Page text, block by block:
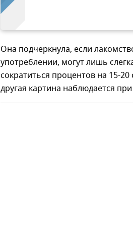
Она подчеркнула, если
употреблении, могут лишь
сократиться процентов на 15-
другая картина наблюдается